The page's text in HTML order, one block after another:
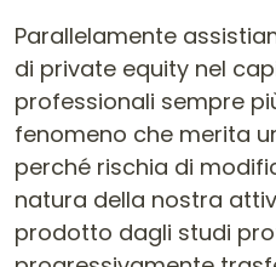
Parallelamente
di private equity nel
professionali sempre
fenomeno che merita
perché rischia di
natura della nostra
prodotto dagli studi